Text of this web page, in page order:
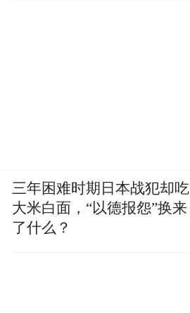
三年困难时期日本战犯却吃
大米白面，“以德报怨”换来
了什么？